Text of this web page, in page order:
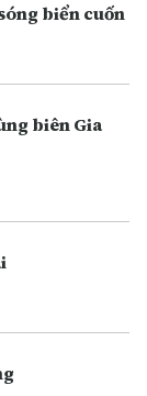
biển cuốn
biên Gia